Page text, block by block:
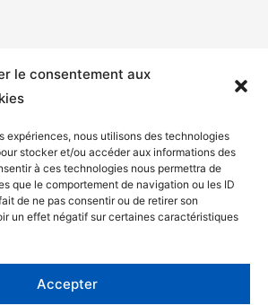
le consentement aux
expériences, nous utilisons des technologies
stocker et/ou accéder aux informations des
à ces technologies nous permettra de
que le comportement de navigation ou les ID
de ne pas consentir ou de retirer son
un effet négatif sur certaines caractéristiques
Accepter